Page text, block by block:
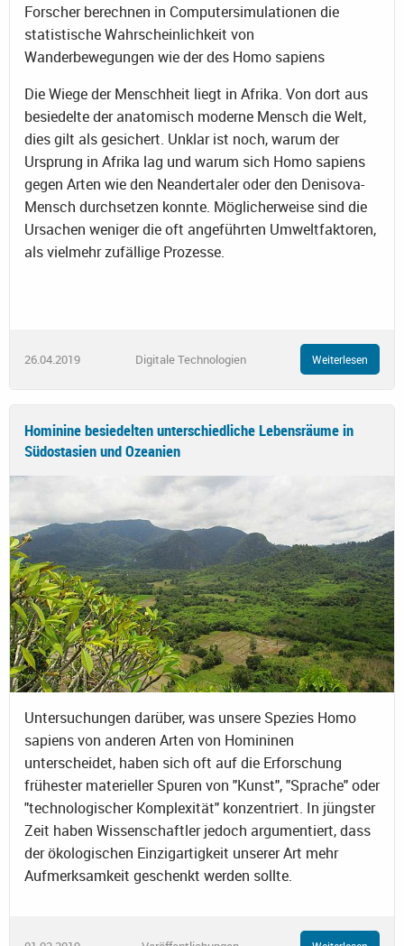
Forscher berechnen in Computersimulationen die
statistische Wahrscheinlichkeit von
Wanderbewegungen wie der des Homo sapiens
Die Wiege der Menschheit liegt in Afrika. Von dort aus
besiedelte der anatomisch moderne Mensch die Welt,
dies gilt als gesichert. Unklar ist noch, warum der
Ursprung in Afrika lag und warum sich Homo sapiens
gegen Arten wie den Neandertaler oder den Denisova-
Mensch durchsetzen konnte. Möglicherweise sind die
Ursachen weniger die oft angeführten Umweltfaktoren,
als vielmehr zufällige Prozesse.
26.04.2019 Digitale Technologien Weiterlesen
Hominine besiedelten unterschiedliche Lebensräume in
Südostasien und Ozeanien
Untersuchungen darüber, was unsere Spezies Homo
sapiens von anderen Arten von Homininen
unterscheidet, haben sich oft auf die Erforschung
frühester materieller Spuren von "Kunst", "Sprache" oder
"technologischer Komplexität" konzentriert. In jüngster
Zeit haben Wissenschaftler jedoch argumentiert, dass
der ökologischen Einzigartigkeit unserer Art mehr
Aufmerksamkeit geschenkt werden sollte.